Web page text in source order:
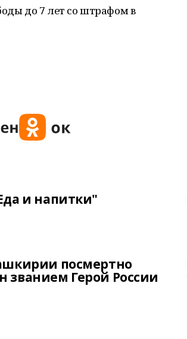
до 7 лет со штрафом в
и напитки"
посмертно
званием Герой России